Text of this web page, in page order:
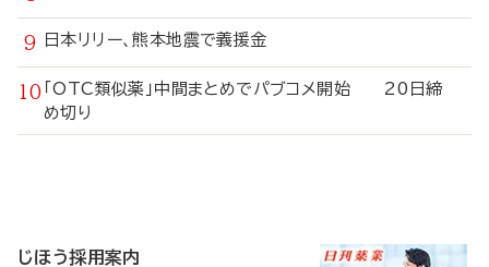
日本リリー、熊本地震で義援金
「OTC類似薬」中間まとめでパブコメ開始 20日締
め切り
じほう採用案内